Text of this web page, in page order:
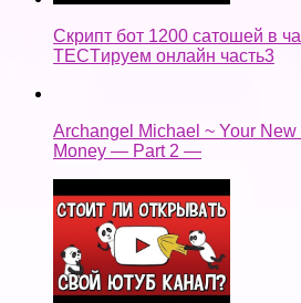
Скрипт бот 1200 сатошей в
TECTируем онлайн часть3
Archangel Michael ~ Your
Money — Part 2 —